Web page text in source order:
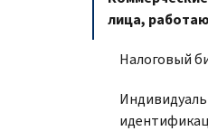
лица,
Налоговый